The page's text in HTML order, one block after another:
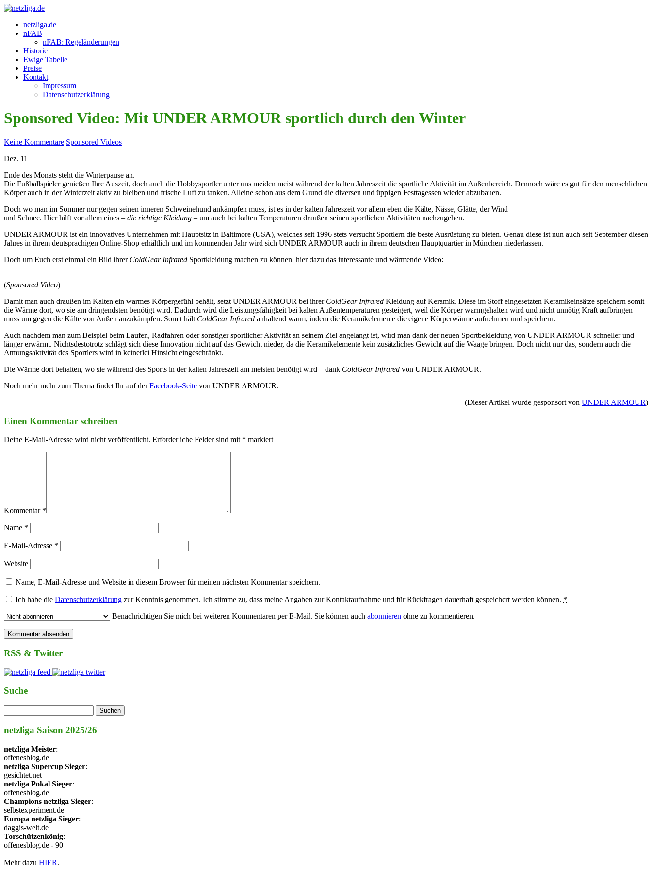
netzliga.de
nFAB
nFAB: Regeländerungen
Historie
Ewige Tabelle
Preise
Kontakt
Impressum
Datenschutzerklärung
Sponsored Video: Mit UNDER ARMOUR sportlich durch den Winter
Keine Kommentare Sponsored Videos
Dez. 11
Ende des Monats steht die Winterpause an.
Die Fußballspieler genießen Ihre Auszeit, doch auch die Hobbysportler unter uns meiden meist während der kalten Jahreszeit die sportliche Aktivität im Außenbereich. Dennoch wäre es gut für den menschlichen
Körper auch in der Winterzeit aktiv zu bleiben und frische Luft zu tanken. Alleine schon aus dem Grund die diversen und üppigen Festtagessen wieder abzubauen.
Doch wo man im Sommer nur gegen seinen inneren Schweinehund ankämpfen muss, ist es in der kalten Jahreszeit vor allem eben die Kälte, Nässe, Glätte, der Wind
und Schnee. Hier hilft vor allem eines – die richtige Kleidung – um auch bei kalten Temperaturen draußen seinen sportlichen Aktivitäten nachzugehen.
UNDER ARMOUR ist ein innovatives Unternehmen mit Hauptsitz in Baltimore (USA), welches seit 1996 stets versucht Sportlern die beste Ausrüstung zu bieten. Genau diese ist nun auch seit September diesen
Jahres in ihrem deutsprachigen Online-Shop erhältlich und im kommenden Jahr wird sich UNDER ARMOUR auch in ihrem deutschen Hauptquartier in München niederlassen.
Doch um Euch erst einmal ein Bild ihrer ColdGear Infrared Sportkleidung machen zu können, hier dazu das interessante und wärmende Video:
(Sponsored Video)
Damit man auch draußen im Kalten ein warmes Körpergefühl behält, setzt UNDER ARMOUR bei ihrer ColdGear Infrared Kleidung auf Keramik. Diese im Stoff eingesetzten Keramikeinsätze speichern somit
die Wärme dort, wo sie am dringendsten benötigt wird. Dadurch wird die Leistungsfähigkeit bei kalten Außentemperaturen gesteigert, weil die Körper warmgehalten wird und nicht unnötig Kraft aufbringen
muss um gegen die Kälte von Außen anzukämpfen. Somit hält ColdGear Infrared anhaltend warm, indem die Keramikelemente die eigene Körperwärme aufnehmen und speichern.
Auch nachdem man zum Beispiel beim Laufen, Radfahren oder sonstiger sportlicher Aktivität an seinem Ziel angelangt ist, wird man dank der neuen Sportbekleidung von UNDER ARMOUR schneller und
länger erwärmt. Nichtsdestotrotz schlägt sich diese Innovation nicht auf das Gewicht nieder, da die Keramikelemente kein zusätzliches Gewicht auf die Waage bringen. Doch nicht nur das, sondern auch die
Atmungsaktivität des Sportlers wird in keinerlei Hinsicht eingeschränkt.
Die Wärme dort behalten, wo sie während des Sports in der kalten Jahreszeit am meisten benötigt wird – dank ColdGear Infrared von UNDER ARMOUR.
Noch mehr mehr zum Thema findet Ihr auf derFacebook-Seite von UNDER ARMOUR.
(Dieser Artikel wurde gesponsort von UNDER ARMOUR)
Einen Kommentar schreiben
Deine E-Mail-Adresse wird nicht veröffentlicht. Erforderliche Felder sind mit * markiert
Kommentar *
Name *
E-Mail-Adresse *
Website
Name, E-Mail-Adresse und Website in diesem Browser für meinen nächsten Kommentar speichern.
Ich habe die Datenschutzerklärung zur Kenntnis genommen. Ich stimme zu, dass meine Angaben zur Kontaktaufnahme und für Rückfragen dauerhaft gespeichert werden können. *
Benachrichtigen Sie mich bei weiteren Kommentaren per E-Mail. Sie können auch abonnieren ohne zu kommentieren.
RSS & Twitter
Suche
netzliga Saison 2025/26
netzliga Meister:
offenesblog.de
netzliga Supercup Sieger:
gesichtet.net
netzliga Pokal Sieger:
offenesblog.de
Champions netzliga Sieger:
selbstexperiment.de
Europa netzliga Sieger:
daggis-welt.de
Torschützenkönig:
offenesblog.de - 90
Mehr dazu HIER.